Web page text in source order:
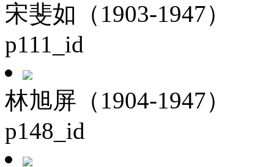
宋斐如（1903-1947）
p111_id
林旭屏（1904-1947）
p148_id